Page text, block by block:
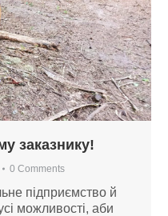
заказнику!
0 Comments
підприємство й
можливості, аби